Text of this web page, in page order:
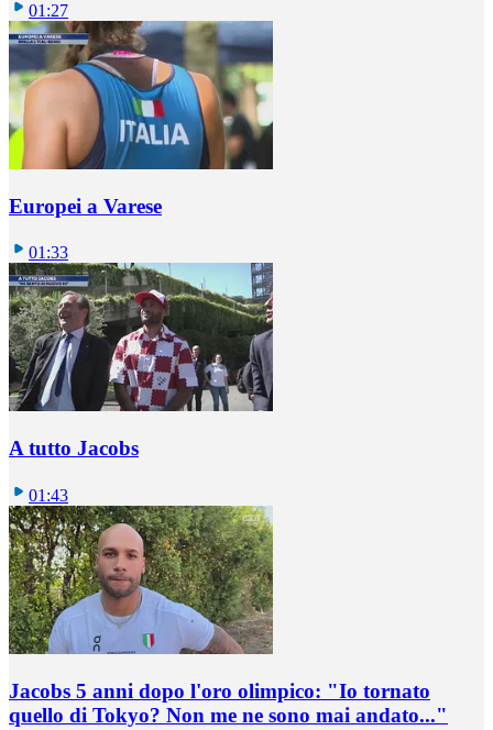
01:27
Europei a Varese
01:33
A tutto Jacobs
01:43
Jacobs 5 anni dopo l'oro olimpico: "Io tornato
quello di Tokyo? Non me ne sono mai andato..."